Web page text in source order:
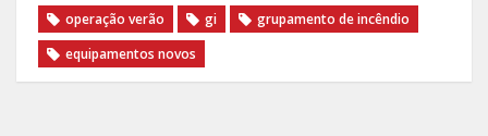
operação verão
gi
grupamento de incêndio
equipamentos novos